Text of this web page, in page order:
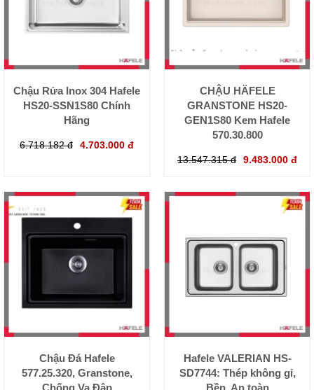
Chậu Rửa Inox 304 Hafele
HS20-SSN1S80 Chính
Hãng
6.718.182 đ 4.703.000 đ
CHẬU HÄFELE
GRANSTONE HS20-
GEN1S80 Kem Hafele
570.30.800
13.547.315 đ 9.483.000 đ
Chậu Đá Hafele
577.25.320, Granstone,
Chống Va Đập
Hafele VALERIAN HS-
SD7744: Thép không gỉ,
Bền, An toàn